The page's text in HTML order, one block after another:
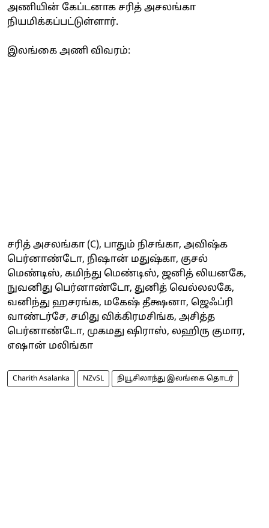
அணியின் கேப்டனாக சரித் அசலங்கா
நியமிக்கப்பட்டுள்ளார்.
இலங்கை அணி விவரம்:
சரித் அசலங்கா (C), பாதும் நிசங்கா, அவிஷ்க
பெர்னாண்டோ, நிஷான் மதுஷ்கா, குசல்
மெண்டிஸ், கமிந்து மெண்டிஸ், ஜனித் லியனகே,
நுவனிது பெர்னாண்டோ, துனித் வெல்லலகே,
வனிந்து ஹசரங்க, மகேஷ் தீக்ஷனா, ஜெஃப்ரி
வாண்டர்சே, சமிது விக்கிரமசிங்க, அசித்த
பெர்னாண்டோ, முகமது ஷிராஸ், லஹிரு குமார,
எஷான் மலிங்கா
Charith Asalanka NZvSL நியூசிலாந்து இலங்கை தொடர்